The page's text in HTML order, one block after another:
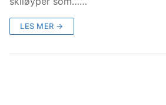
LES MER →